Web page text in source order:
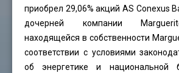
приобрел 29,06% акций AS Conexus
дочерней компании
находящейся в собственности
соответствии с условиями
об энергетике и национальной